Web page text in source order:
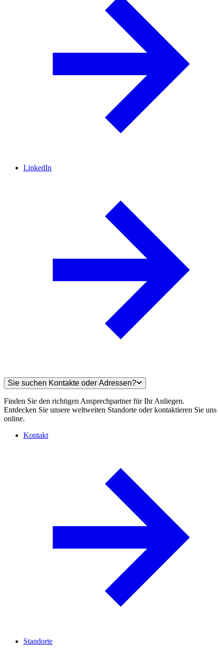
LinkedIn
Sie suchen Kontakte oder Adressen?
Finden Sie den richtigen Ansprechpartner für Ihr Anliegen.
Entdecken Sie unsere weltweiten Standorte oder kontaktieren Sie uns
online.
Kontakt
Standorte